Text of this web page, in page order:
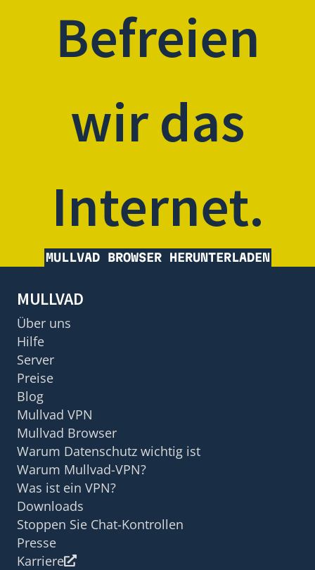
Befreien
wir das
Internet.
MULLVAD BROWSER HERUNTERLADEN
MULLVAD
Über uns
Hilfe
Server
Preise
Blog
Mullvad VPN
Mullvad Browser
Warum Datenschutz wichtig ist
Warum Mullvad-VPN?
Was ist ein VPN?
Downloads
Stoppen Sie Chat-Kontrollen
Presse
Karriere